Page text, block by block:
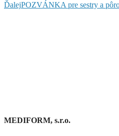
ĎalejPOZVÁNKA pre sestry a
MEDIFORM, s.r.o.